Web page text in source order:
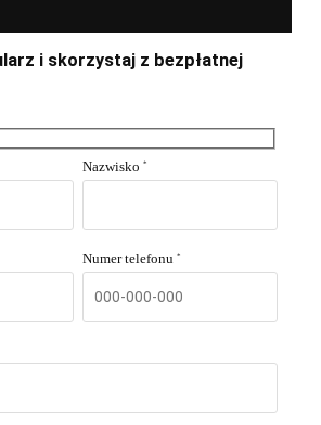
i skorzystaj z bezpłatnej
Nazwisko *
Numer telefonu *